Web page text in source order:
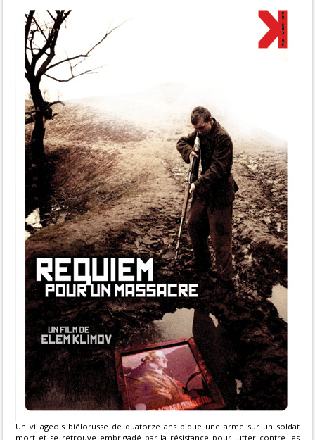
Un villageois biélorusse de quatorze ans pique une arme sur un soldat
mort et se retrouve embrigadé par la résistance pour lutter contre les